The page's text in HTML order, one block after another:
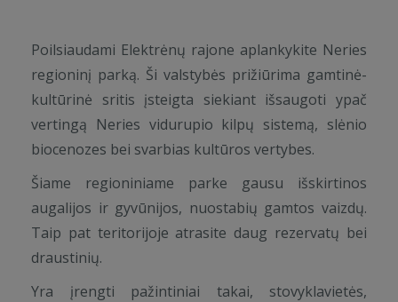
Poilsiaudami Elektrėnų rajone aplankykite Neries
regioninį parką. Ši valstybės prižiūrima gamtinė-
kultūrinė sritis įsteigta siekiant išsaugoti ypač
vertingą Neries vidurupio kilpų sistemą, slėnio
biocenozes bei svarbias kultūros vertybes.
Šiame regioniniame parke gausu išskirtinos
augalijos ir gyvūnijos, nuostabių gamtos vaizdų.
Taip pat teritorijoje atrasite daug rezervatų bei
draustinių.
Yra įrengti pažintiniai takai, stovyklavietės,